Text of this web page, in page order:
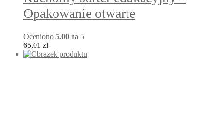
Opakowanie otwarte
Oceniono 5.00 na 5
65,01 zł